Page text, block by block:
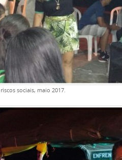
sociais, maio 2017.